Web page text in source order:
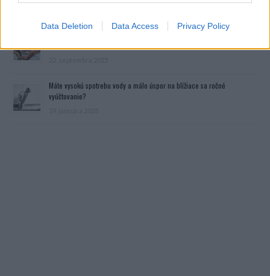
Data Deletion Data Access Privacy Policy
Máte vysokú spotrebu vody a málo úspor na blížiace sa ročné
vyúčtovanie?